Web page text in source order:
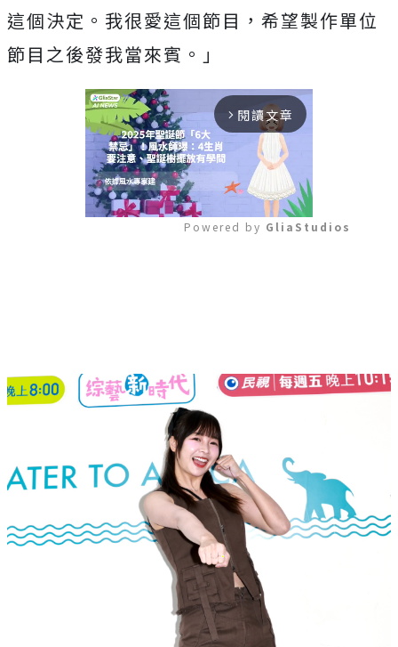
這個決定。我很愛這個節目，希望製作單位
節目之後發我當來賓。」
arrow_forward_ios 閱讀文章
Powered by GliaStudios